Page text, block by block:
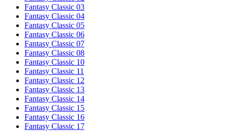
Fantasy Classic 03
Fantasy Classic 04
Fantasy Classic 05
Fantasy Classic 06
Fantasy Classic 07
Fantasy Classic 08
Fantasy Classic 10
Fantasy Classic 11
Fantasy Classic 12
Fantasy Classic 13
Fantasy Classic 14
Fantasy Classic 15
Fantasy Classic 16
Fantasy Classic 17